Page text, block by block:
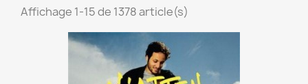
Affichage 1-15 de 1378 article(s)